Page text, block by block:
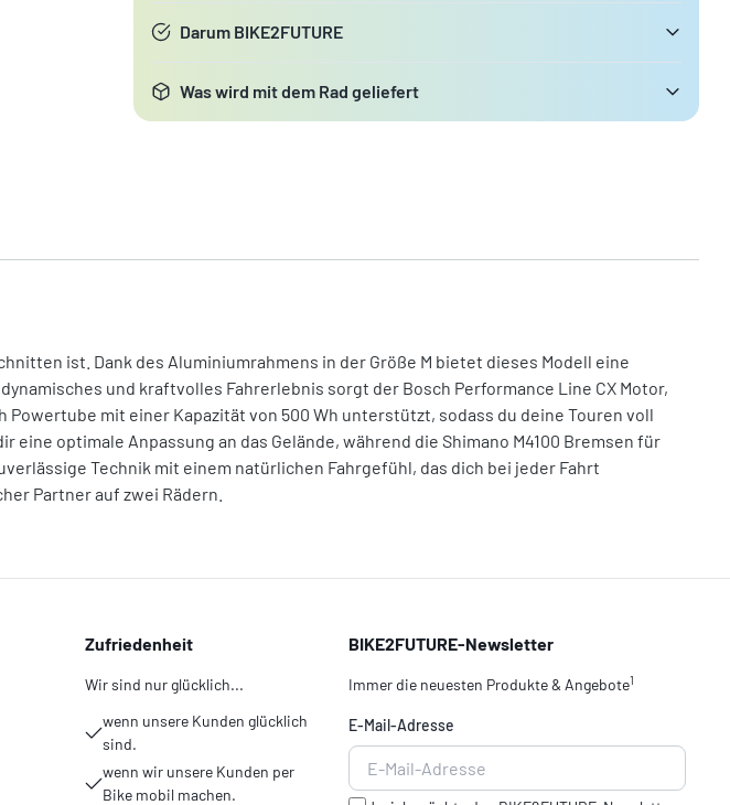
Darum BIKE2FUTURE
Was wird mit dem Rad geliefert
ist. Dank des Aluminiumrahmens in der Größe M bietet dieses Modell eine
und kraftvolles Fahrerlebnis sorgt der Bosch Performance Line CX Motor,
mit einer Kapazität von 500 Wh unterstützt, sodass du deine Touren voll
eine optimale Anpassung an das Gelände, während die Shimano M4100 Bremsen für
Technik mit einem natürlichen Fahrgefühl, das dich bei jeder Fahrt
Partner auf zwei Rädern.
Zufriedenheit
Wir sind nur glücklich...
wenn unsere Kunden glücklich
sind.
wenn wir unsere Kunden per
Bike mobil machen.
BIKE2FUTURE-Newsletter
Immer die neuesten Produkte & Angebote1
E-Mail-Adresse